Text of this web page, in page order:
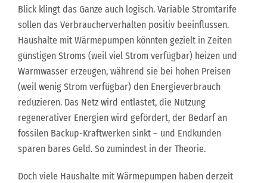
Blick klingt das Ganze auch logisch. Variable Stromtarife
sollen das Verbraucherverhalten positiv beeinflussen.
Haushalte mit Wärmepumpen könnten gezielt in Zeiten
günstigen Stroms (weil viel Strom verfügbar) heizen und
Warmwasser erzeugen, während sie bei hohen Preisen
(weil wenig Strom verfügbar) den Energieverbrauch
reduzieren. Das Netz wird entlastet, die Nutzung
regenerativer Energien wird gefördert, der Bedarf an
fossilen Backup-Kraftwerken sinkt – und Endkunden
sparen bares Geld. So zumindest in der Theorie.
Doch viele Haushalte mit Wärmepumpen haben derzeit